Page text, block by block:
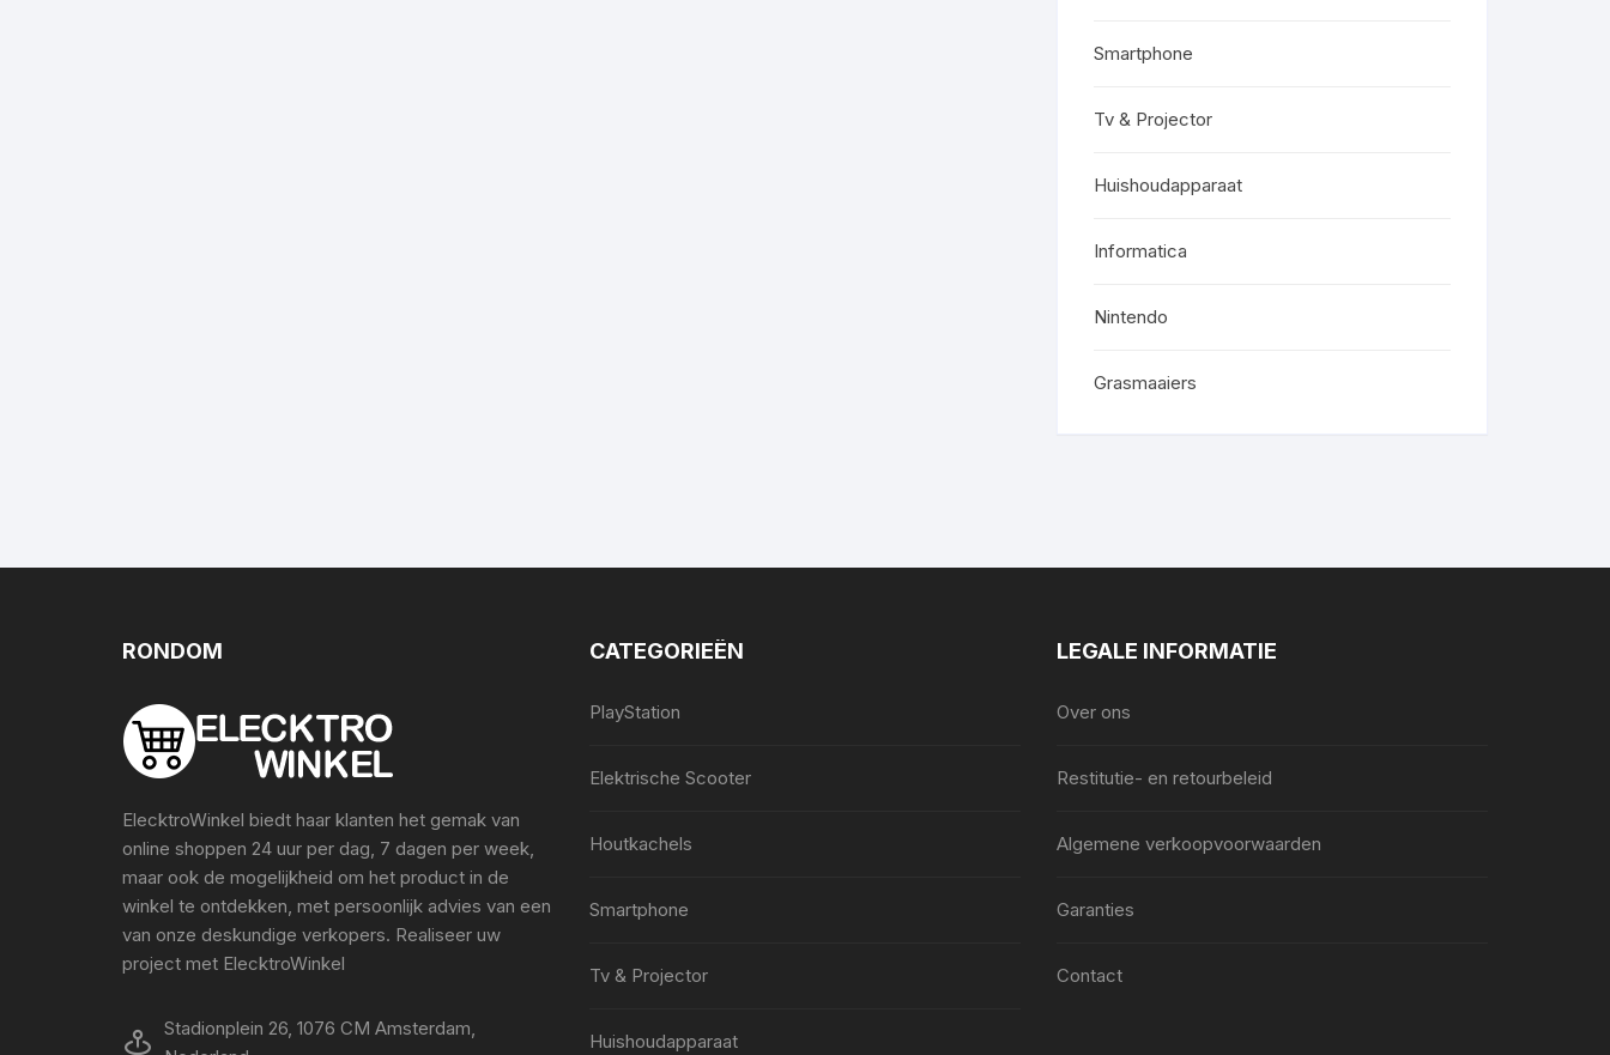
Smartphone
Tv & Projector
Huishoudapparaat
Informatica
Nintendo
Grasmaaiers
RONDOM
ElecktroWinkel biedt haar klanten het gemak van
online shoppen 24 uur per dag, 7 dagen per week,
maar ook de mogelijkheid om het product in de
winkel te ontdekken, met persoonlijk advies van een
van onze deskundige verkopers. Realiseer uw
project met ElecktroWinkel
Stadionplein 26, 1076 CM Amsterdam,
CATEGORIEËN
PlayStation
Elektrische Scooter
Houtkachels
Smartphone
Tv & Projector
Huishoudapparaat
LEGALE INFORMATIE
Over ons
Restitutie- en retourbeleid
Algemene verkoopvoorwaarden
Garanties
Contact